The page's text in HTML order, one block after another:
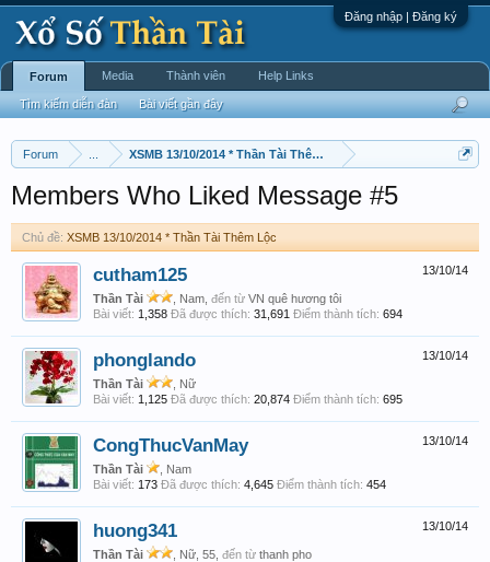
Đăng nhập | Đăng ký
Forum XSMB 13/10/2014 * Thần Tài Thêm Lộc
Members Who Liked Message #5
Chủ đề: XSMB 13/10/2014 * Thần Tài Thêm Lộc
13/10/14
cutham125
Thần Tài , Nam, đến từ VN quê hương tôi
Bài viết: 1,358 Đã được thích: 31,691 Điểm thành tích: 694
13/10/14
phonglando
Thần Tài
, Nữ
Bài viết: 1,125 Đã được thích: 20,874 Điểm thành tích: 695
13/10/14
CongThucVanMay
Thần Tài
, Nam
Bài viết: 173 Đã được thích: 4,645 Điểm thành tích: 454
13/10/14
huong341
Thần Tài , Nữ, 55, đến từ thanh pho
Forum
Tìm kiếm diễn đàn Bài viết gần đây
Media Thành viên Help Links